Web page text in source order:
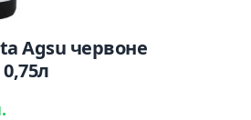
Agsu червоне